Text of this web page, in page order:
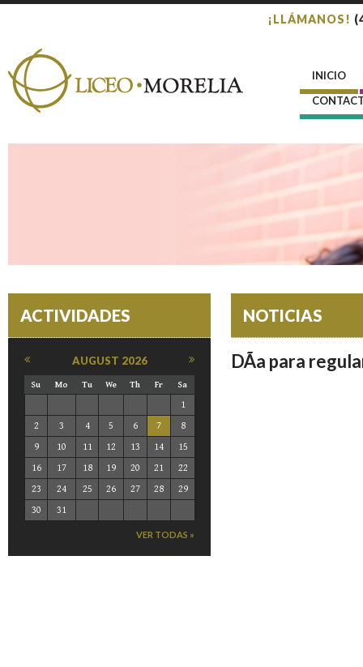
¡LLÁMANOS!
INICIO
ACTIVIDADES
AUGUST 2026
Su Mo Tu We Th Fr Sa
1
2
3 4 5 6 7
8
9
10 11 12 13 14
15
16
17 18 19 20 21
22
23
24 25 26 27 28
29
30
31
VER TODAS »
NOTICIAS
DÃ­a para